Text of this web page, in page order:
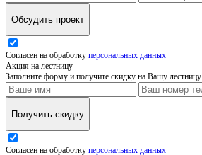
Обсудить проект
Согласен на обработку персональных данных
Акция на лестницу
Заполните форму и получите скидку на Вашу лестницу
Получить скидку
Согласен на обработку персональных данных